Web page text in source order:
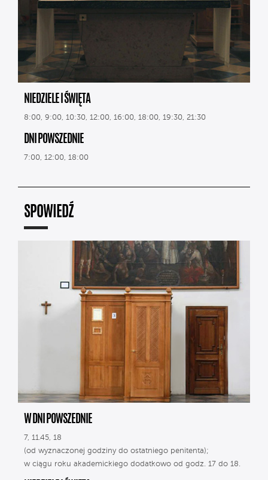
NIEDZIELE I ŚWIĘTA
8:00, 9:00, 10:30, 12:00, 16:00, 18:00, 19:30, 21:30
DNI POWSZEDNIE
7:00, 12:00, 18:00
SPOWIEDŹ
W DNI POWSZEDNIE
7, 11.45, 18
(od wyznaczonej godziny do ostatniego penitenta);
w ciągu roku akademickiego dodatkowo od godz. 17 do 18.